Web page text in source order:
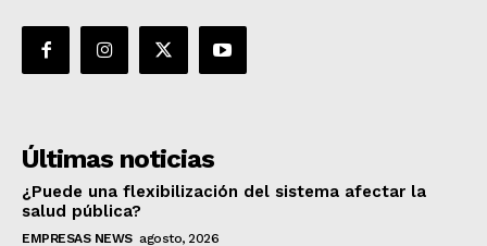
Últimas noticias
¿Puede una flexibilización del sistema afectar la
salud pública?
EMPRESAS NEWS agosto, 2026